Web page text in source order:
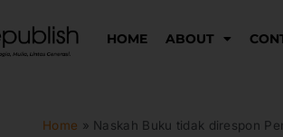
HOME ABOUT
Home » Naskah Buku tidak direspon